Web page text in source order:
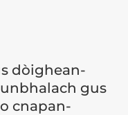
dòighean-
gus
cnapan-